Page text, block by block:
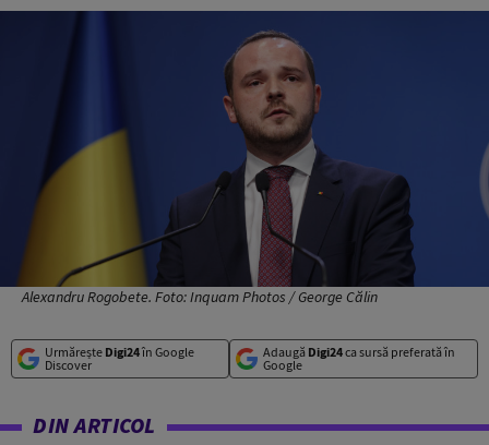
Alexandru Rogobete. Foto: Inquam Photos / George Călin
Urmărește Digi24în Google
Discover
Adaugă Digi24ca sursă preferată în
Google
DIN ARTICOL